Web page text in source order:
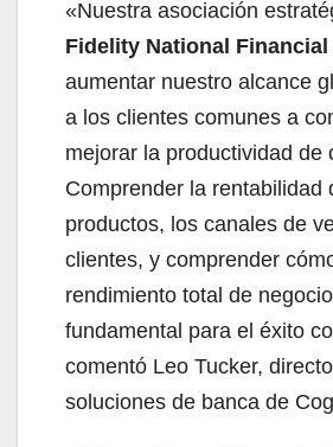
«Nuestra asociación
Fidelity National Financial
aumentar nuestro alcance
a los clientes comunes a
mejorar la productividad de
Comprender la rentabilidad
productos, los canales de
clientes, y comprender
rendimiento total de
fundamental para el éxito
comentó Leo Tucker,
soluciones de banca de